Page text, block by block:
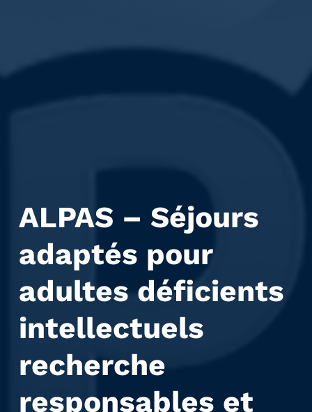
ALPAS – Séjours
adaptés pour
adultes déficients
intellectuels
recherche
responsables et